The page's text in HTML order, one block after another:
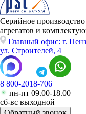
Серийное
агрегатов и
Главный офис: г.
ул. Строителей, 4
8 800-2018-706
пн-пт 09.00-18.00
сб-вс выходной